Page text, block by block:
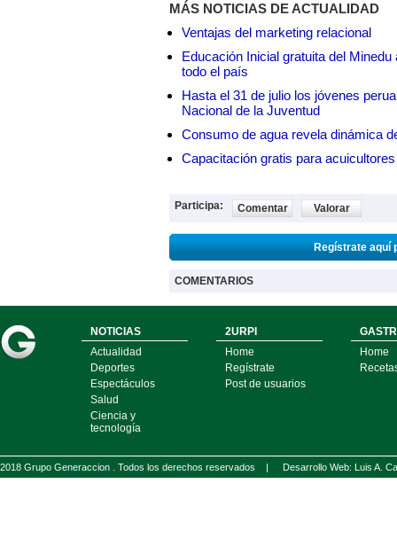
MÁS NOTICIAS DE ACTUALIDAD
Ventajas del marketing relacional
Educación Inicial gratuita del
todo el país
Hasta el 31 de julio los jóvenes
Nacional de la Juventud
Consumo de agua revela dinámica
Capacitación gratis para
Participa: Comentar Valorar
Regístrate aquí
COMENTARIOS
NOTICIAS
Actualidad
Deportes
Espectáculos
Salud
Ciencia y
tecnología
2URPI
Home
Regístrate
Post de usuarios
Home
2018 Grupo Generaccion . Todos los derechos reservados | Desarrollo Web: Luis